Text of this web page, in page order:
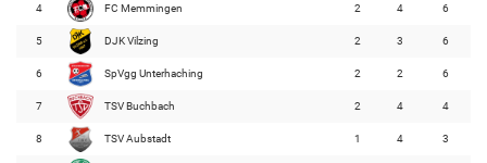
4 FC Memmingen 2 4 6
5 DJK Vilzing 2 3 6
6 SpVgg Unterhaching 2 2 6
7 TSV Buchbach 2 4 4
8 TSV Aubstadt 1 4 3